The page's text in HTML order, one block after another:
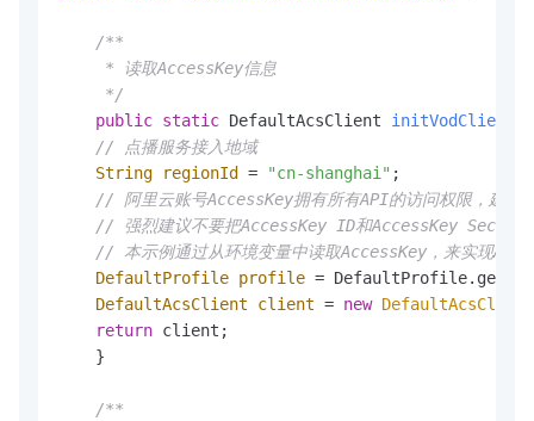
/**
     * 读取AccessKey信息
     */
public static DefaultAcsClient initVodClient
// 点播服务接入地域
String
regionId = "cn-shanghai" ;
// 阿里云账号AccessKey拥有所有API的访问权限，建议
// 强烈建议不要把AccessKey ID和AccessKey Secret保
// 本示例通过从环境变量中读取AccessKey，来实现API访
DefaultProfile profile =
DefaultAcsClient
client = new DefaultAcsClient
return client;
    }
/**